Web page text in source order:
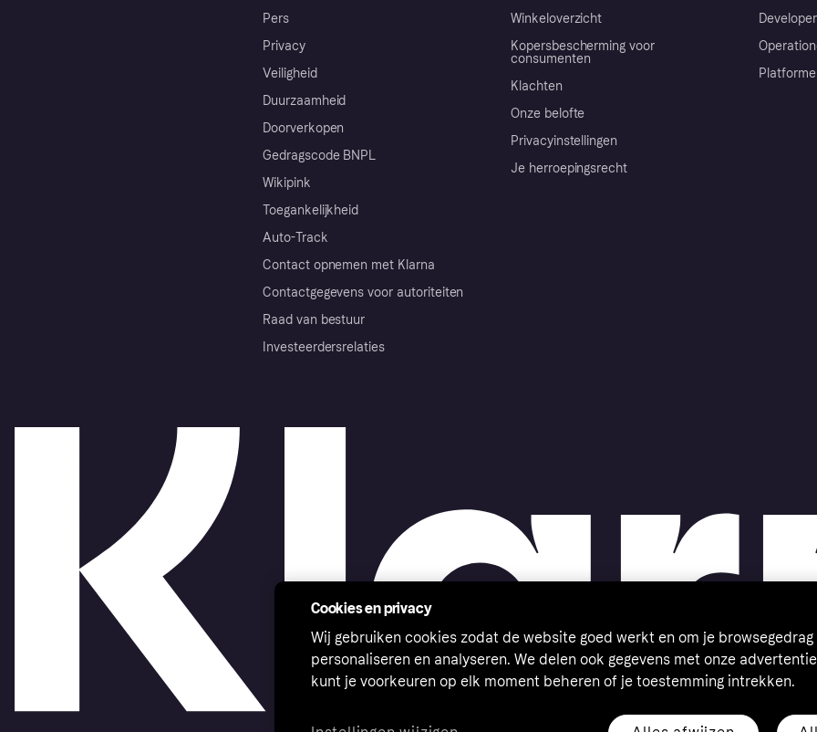
Pers
Privacy
Veiligheid
Duurzaamheid
Doorverkopen
Gedragscode BNPL
Wikipink
Toegankelijkheid
Auto-Track
Contact opnemen met Klarna
Contactgegevens voor autoriteiten
Raad van bestuur
Investeerdersrelaties
Winkeloverzicht
Kopersbescherming voor
consumenten
Klachten
Onze belofte
Privacyinstellingen
Je herroepingsrecht
Cookies en privacy
Wij gebruiken cookies zodat de website goed werkt en om je browsegedrag
personaliseren en analyseren. We delen ook gegevens met onze
kunt je voorkeuren op elk moment beheren of je toestemming intrekken.